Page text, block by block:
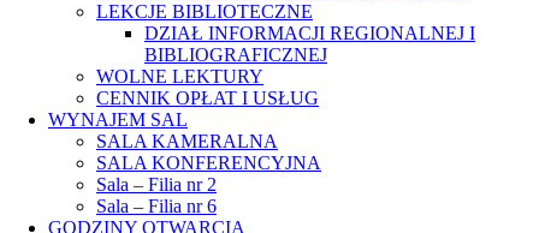
LEKCJE BIBLIOTECZNE
DZIAŁ INFORMACJI REGIONALNEJ I
BIBLIOGRAFICZNEJ
WOLNE LEKTURY
CENNIK OPŁAT I USŁUG
WYNAJEM SAL
SALA KAMERALNA
SALA KONFERENCYJNA
Sala – Filia nr 2
Sala – Filia nr 6
GODZINY OTWARCIA